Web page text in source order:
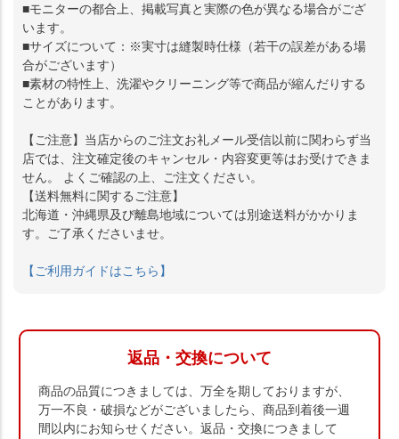
■モニターの都合上、掲載写真と実際の色が異なる場合がござ
います。
■サイズについて：※実寸は縫製時仕様（若干の誤差がある場
合がございます）
■素材の特性上、洗濯やクリーニング等で商品が縮んだりする
ことがあります。
【ご注意】当店からのご注文お礼メール受信以前に関わらず当
店では、注文確定後のキャンセル・内容変更等はお受けできま
せん。 よくご確認の上、ご注文ください。
【送料無料に関するご注意】
北海道・沖縄県及び離島地域については別途送料がかかりま
す。ご了承くださいませ。
【ご利用ガイドはこちら】
返品・交換について
商品の品質につきましては、万全を期しておりますが、
万一不良・破損などがございましたら、商品到着後一週
間以内にお知らせください。返品・交換につきまして